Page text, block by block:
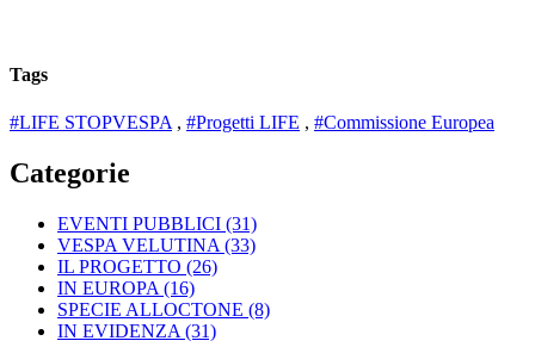
Tags
#LIFE STOPVESPA , #Progetti LIFE , #Commissione Europea
Categorie
EVENTI PUBBLICI (31)
VESPA VELUTINA (33)
IL PROGETTO (26)
IN EUROPA (16)
SPECIE ALLOCTONE (8)
IN EVIDENZA (31)